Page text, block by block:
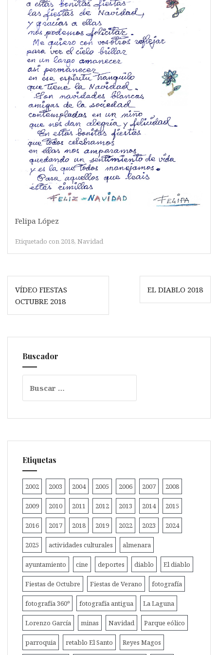
Felipa López
Etiquetado con 2018, Navidad
Navegación
de
entradas
VÍDEO FIESTAS
OCTUBRE 2018
EL DIABLO 2018
Buscador
Etiquetas
2002 2003 2004 2005 2006 2007 2008
2009 2010 2011 2012 2013 2014 2015
2016 2017 2018 2019 2022 2023 2024
2025 actividades culturales almenara
ayuntamiento cine deportes diablo El diablo
Fiestas de Octubre Fiestas de Verano fotografía
fotografía 360º fotografía antigua La Laguna
Lorenzo García minas Navidad Parque eólico
parroquia retablo El Santo Reyes Magos